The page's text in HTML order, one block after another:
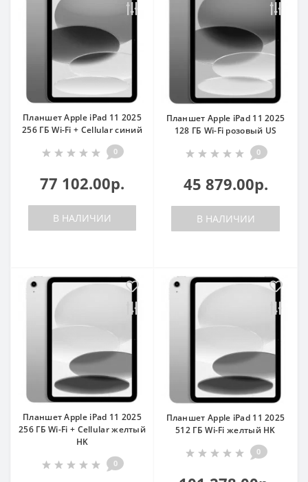
Планшет Apple iPad 11 2025
256 ГБ Wi-Fi + Cellular синий
0
77 102.00р.
В НАЛИЧИИ
Планшет Apple iPad 11 2025
128 ГБ Wi-Fi розовый US
0
45 879.00р.
В НАЛИЧИИ
Планшет Apple iPad 11 2025
256 ГБ Wi-Fi + Cellular желтый
HK
0
Планшет Apple iPad 11 2025
512 ГБ Wi-Fi желтый HK
0